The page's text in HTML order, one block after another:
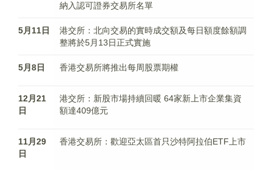
納入認可證券交易所名單
5月11日
港交所：北向交易的實時成交額及每日額度餘額調
整將於5月13日正式實施
5月8日 香港交易所將推出每周股票期權
12月21
日
港交所：新股市場持續回暖 64家新上市企業集資
額達409億元
11月29
日
香港交易所：歡迎亞太區首只沙特阿拉伯ETF上市